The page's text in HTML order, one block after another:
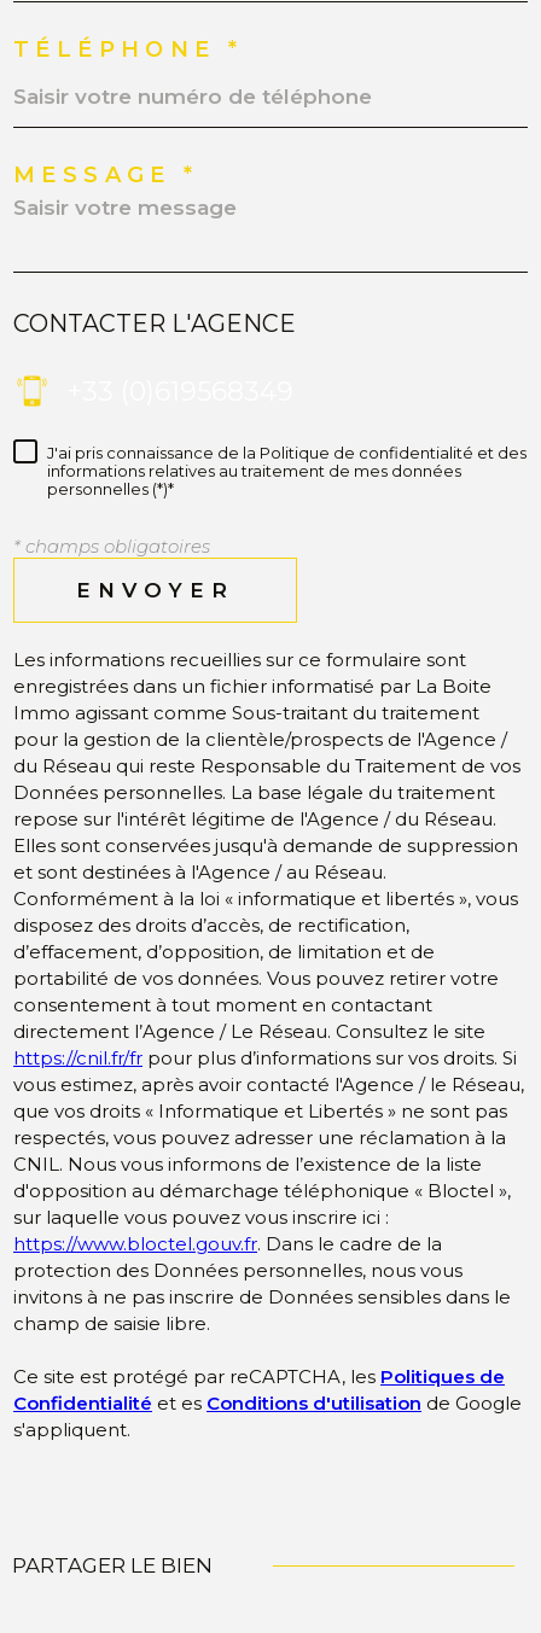
TÉLÉPHONE *
MESSAGE *
CONTACTER L'AGENCE
J'ai pris connaissance de la Politique de confidentialité et des
informations relatives au traitement de mes données
personnelles (*)*
* champs obligatoires
ENVOYER
Les informations recueillies sur ce formulaire sont
enregistrées dans un fichier informatisé par La Boite
Immo agissant comme Sous-traitant du traitement
pour la gestion de la clientèle/prospects de l'Agence /
du Réseau qui reste Responsable du Traitement de vos
Données personnelles. La base légale du traitement
repose sur l'intérêt légitime de l'Agence / du Réseau.
Elles sont conservées jusqu'à demande de suppression
et sont destinées à l'Agence / au Réseau.
Conformément à la loi « informatique et libertés », vous
disposez des droits d’accès, de rectification,
d’effacement, d’opposition, de limitation et de
portabilité de vos données. Vous pouvez retirer votre
consentement à tout moment en contactant
directement l’Agence / Le Réseau. Consultez le site
https://cnil.fr/fr pour plus d’informations sur vos droits. Si
vous estimez, après avoir contacté l'Agence / le Réseau,
que vos droits « Informatique et Libertés » ne sont pas
respectés, vous pouvez adresser une réclamation à la
CNIL. Nous vous informons de l’existence de la liste
d'opposition au démarchage téléphonique « Bloctel »,
sur laquelle vous pouvez vous inscrire ici :
https://www.bloctel.gouv.fr. Dans le cadre de la
protection des Données personnelles, nous vous
invitons à ne pas inscrire de Données sensibles dans le
champ de saisie libre.
Ce site est protégé par reCAPTCHA, les Politiques de
Confidentialité et es Conditions d'utilisation de Google
s'appliquent.
PARTAGER LE BIEN